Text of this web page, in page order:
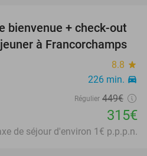
30%
bienvenue + check-out
à Francorchamps
8.8 star
226 min. directions_car
Régulier 449€
315€
de séjour d'environ 1€ p.p.p.n.